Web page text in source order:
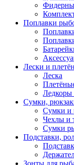
Поплавки
Лески и
Леска
Ледкоры
Сумки,
Сумки и
Чехлы и
Сумки
Подставки,